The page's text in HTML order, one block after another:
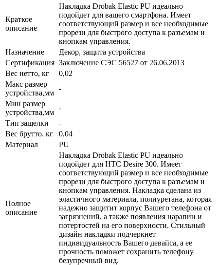
Краткое
описание
Накладка Drobak Elastic PU идеально
подойдет для вашего смартфона. Имеет
соответствующий размер и все необходимые
прорези для быстрого доступа к разъемам и
кнопкам управления.
Назначение
Декор, защита устройства
Сертификация Заключение СЭС 56527 от 26.06.2013
Вес нетто, кг
0,02
Макс размер
устройства,мм
-
Мин размер
устройства,мм
-
Тип защелки
-
Вес брутто, кг
0,04
Материал
PU
Полное
описание
Накладка Drobak Elastic PU идеально
подойдет для HTC Desire 300. Имеет
соответствующий размер и все необходимые
прорези для быстрого доступа к разъемам и
кнопкам управления. Накладка сделана из
эластичного материала, полиуретана, которая
надежно защитит корпус Вашего телефона от
загрязнений, а также появления царапин и
потертостей на его поверхности. Стильный
дизайн накладки подчеркнет
индивидуальность Вашего девайса, а ее
прочность поможет сохранить телефону
безупречный вид.